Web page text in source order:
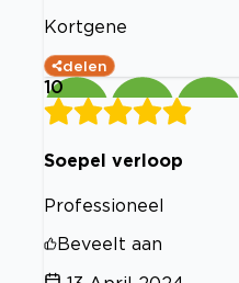
Kortgene
delen
10
Soepel verloop
Professioneel
Beveelt aan